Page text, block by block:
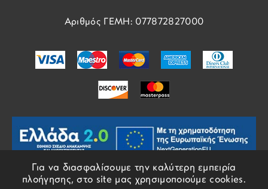
Για να διασφαλίσουμε την καλύτερη εμπειρία
πλοήγησης, στο site μας χρησιμοποιούμε cookies.
Αριθμός ΓΕΜΗ: 077872827000